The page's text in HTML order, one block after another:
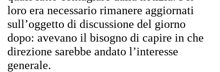
loro era necessario rimanere aggiornati
sull’oggetto di discussione del giorno
dopo: avevano il bisogno di capire in che
direzione sarebbe andato l’interesse
generale.